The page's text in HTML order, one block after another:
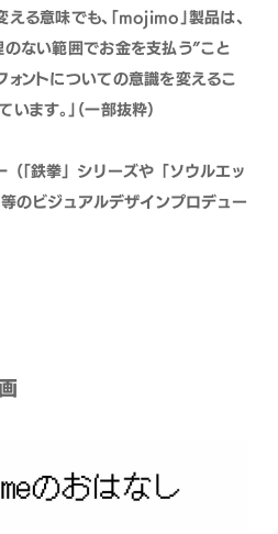
る意味でも、「mojimo」製品は、
ない範囲でお金を支払う”こと
ォントについての意識を変えるこ
ます。」（一部抜粋）
（「鉄拳」シリーズや「ソウルエッ
等のビジュアルデザインプロデュー